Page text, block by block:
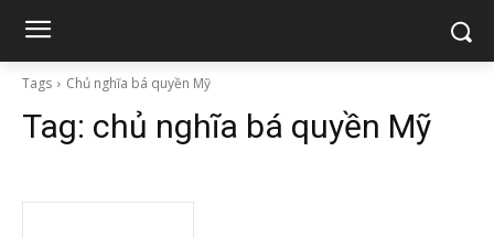
Tags Chủ nghĩa bá quyền Mỹ
Tag: chủ nghĩa bá quyền Mỹ